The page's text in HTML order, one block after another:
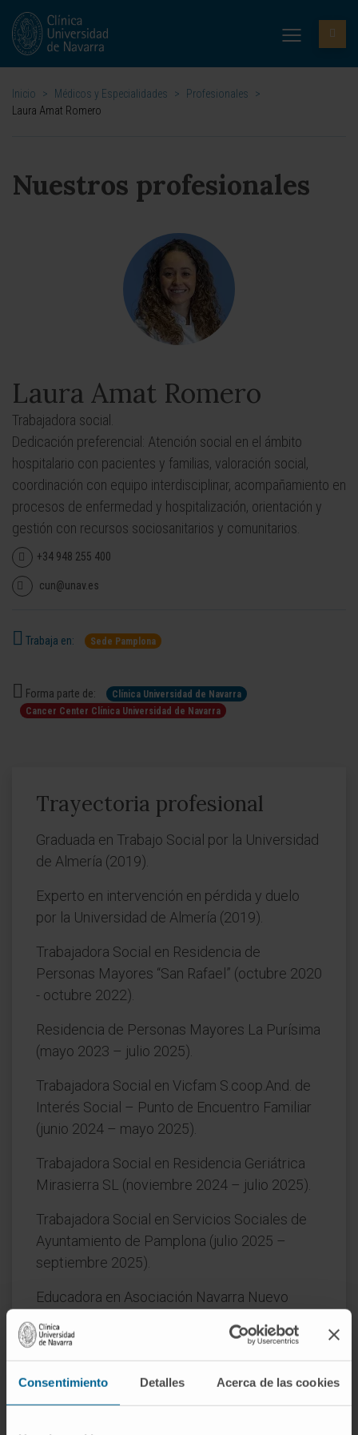
Consentimiento Detalles Acerca de las cookies
Inicio > Médicos y Especialidades > Profesionales
>
Laura Amat Romero
Nuestros profesionales
Laura Amat Romero
Trabajadora social.
Dedicación preferencial: Atención social en el ámbito
hospitalario con pacientes y familias, valoración social,
coordinación con equipo interdisciplinar, acompañamiento en
procesos de enfermedad y hospitalización, orientación y
gestión con recursos sociosanitarios y comunitarios.
+34 948 255 400
cun@unav.es
Trabaja en: Sede Pamplona
Forma parte de:
Clínica Universidad de Navarra
Cancer Center Clínica Universidad de Navarra
Trayectoria profesional
Graduada en Trabajo Social por la Universidad
de Almería (2019).
Experto en intervención en pérdida y duelo
por la Universidad de Almería (2019).
Trabajadora Social en Residencia de
Personas Mayores “San Rafael” (octubre 2020
- octubre 2022).
Residencia de Personas Mayores La Purísima
(mayo 2023 – julio 2025).
Trabajadora Social en Vicfam S.coop.And. de
Interés Social – Punto de Encuentro Familiar
(junio 2024 – mayo 2025).
Trabajadora Social en Residencia Geriátrica
Mirasierra SL (noviembre 2024 – julio 2025).
Trabajadora Social en Servicios Sociales de
Ayuntamiento de Pamplona (julio 2025 –
septiembre 2025).
Educadora en Asociación Navarra Nuevo
Navarra (actualidad).